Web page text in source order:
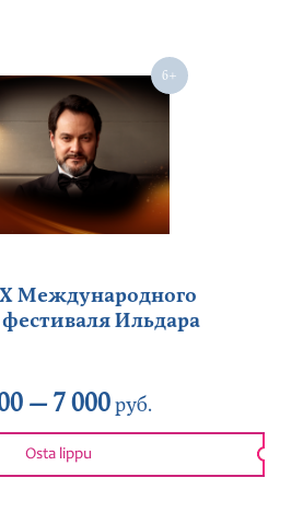
Международного
Ильдара
— 7 000руб.
Osta lippu